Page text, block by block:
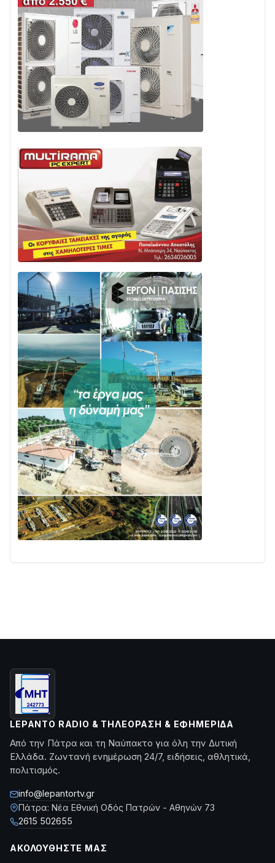
LEPANTO RADIO & ΤΗΛΕΌΡΑΣΗ & ΕΦΗΜΕΡΊΔΑ
Από την Πάτρα και τη Ναύπακτο για όλη την Δυτική
Ελλάδα. Ζωντανή ενημέρωση 24/7, ειδήσεις, αθλητικά,
πολιτισμός.
info@lepantortv.gr
Πάτρα: Νέα Εθνική Οδός Πατρών - Αθηνών 73
2615 502655
ΑΚΟΛΟΥΘΉΣΤΕ ΜΑΣ